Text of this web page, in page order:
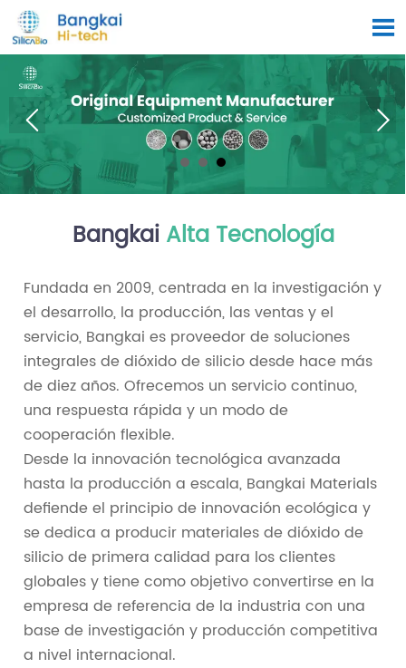

Bangkai Alta Tecnología
Fundada en 2009, centrada en la investigación y
el desarrollo, la producción, las ventas y el
servicio, Bangkai es proveedor de soluciones
integrales de dióxido de silicio desde hace más
de diez años. Ofrecemos un servicio continuo,
una respuesta rápida y un modo de
cooperación flexible.
Desde la innovación tecnológica avanzada
hasta la producción a escala, Bangkai Materials
defiende el principio de innovación ecológica y
se dedica a producir materiales de dióxido de
silicio de primera calidad para los clientes
globales y tiene como objetivo convertirse en la
empresa de referencia de la industria con una
base de investigación y producción competitiva
a nivel internacional.